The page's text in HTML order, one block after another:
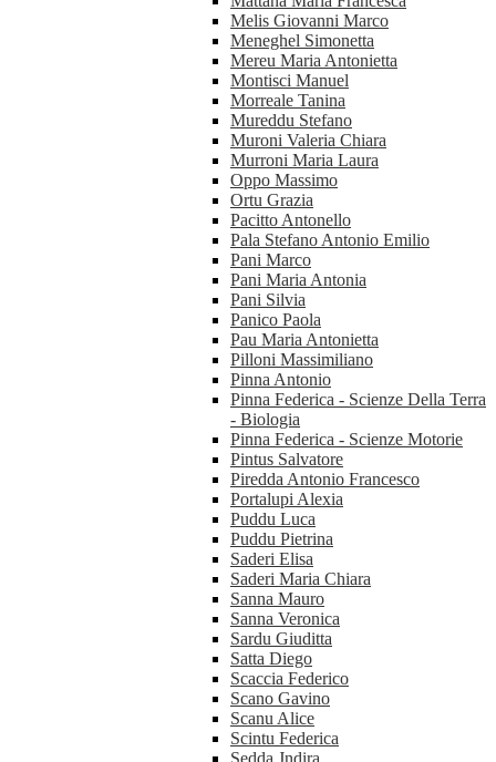
Melis Giovanni Marco
Meneghel Simonetta
Mereu Maria Antonietta
Montisci Manuel
Morreale Tanina
Mureddu Stefano
Muroni Valeria Chiara
Murroni Maria Laura
Oppo Massimo
Ortu Grazia
Pacitto Antonello
Pala Stefano Antonio Emilio
Pani Marco
Pani Maria Antonia
Pani Silvia
Panico Paola
Pau Maria Antonietta
Pilloni Massimiliano
Pinna Antonio
Pinna Federica - Scienze Della Terra
- Biologia
Pinna Federica - Scienze Motorie
Pintus Salvatore
Piredda Antonio Francesco
Portalupi Alexia
Puddu Luca
Puddu Pietrina
Saderi Elisa
Saderi Maria Chiara
Sanna Mauro
Sanna Veronica
Sardu Giuditta
Satta Diego
Scaccia Federico
Scano Gavino
Scanu Alice
Scintu Federica